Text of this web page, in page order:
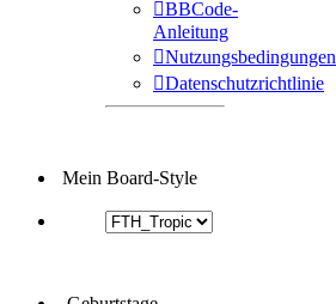
BBCode-
Anleitung
Nutzungsbedingungen
Datenschutzrichtlinie
Mein Board-Style